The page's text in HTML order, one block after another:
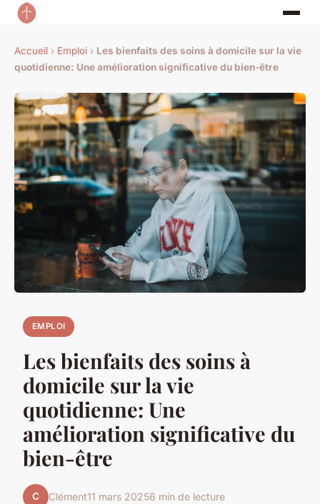
Accueil › Emploi › Les bienfaits des soins à domicile sur la vie
quotidienne: Une amélioration significative du bien-être
EMPLOI
Les bienfaits des soins à
domicile sur la vie
quotidienne: Une
amélioration significative du
bien-être
C Clément11 mars 20256 min de lecture